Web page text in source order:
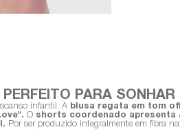
PARA SONHAR
infantil. A blusa regata em tom
O shorts coordenado apresenta
Por ser produzido integralmente em fibra